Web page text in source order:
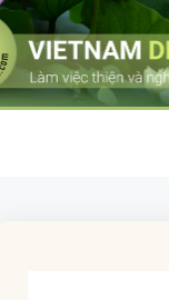
Skip
to
content